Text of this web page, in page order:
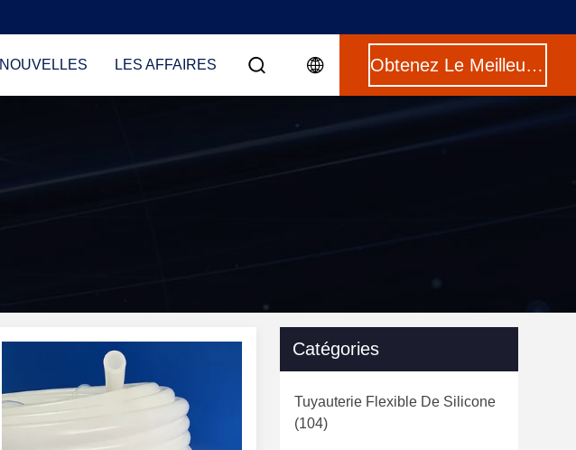
NOUVELLES LES AFFAIRES Obtenez Le Meilleur Prix
Catégories
Tuyauterie Flexible De Silicone
(104)